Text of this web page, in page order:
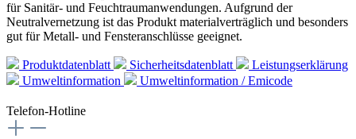
für Sanitär- und Feuchtraumanwendungen. Aufgrund der
Neutralvernetzung ist das Produkt materialverträglich und besonders
gut für Metall- und Fensteranschlüsse geeignet.
Produktdatenblatt Sicherheitsdatenblatt
Leistungserklärung
Umweltinformation
Umweltinformation / Emicode
Telefon-Hotline